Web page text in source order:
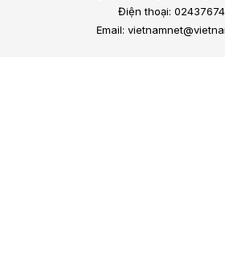
Điện thoại:
Email: